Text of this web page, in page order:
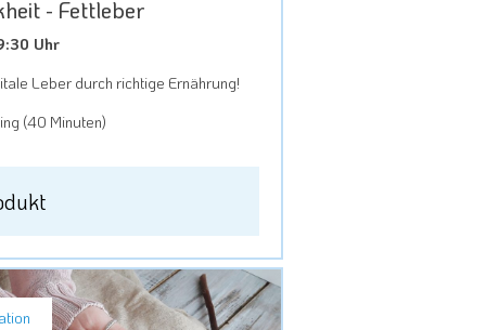
- Fettleber
Uhr
Leber durch richtige Ernährung!
(40 Minuten)